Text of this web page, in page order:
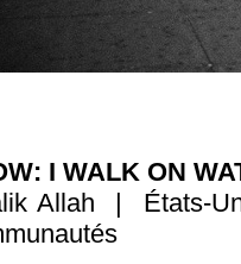
I WALK ON
Allah | États-